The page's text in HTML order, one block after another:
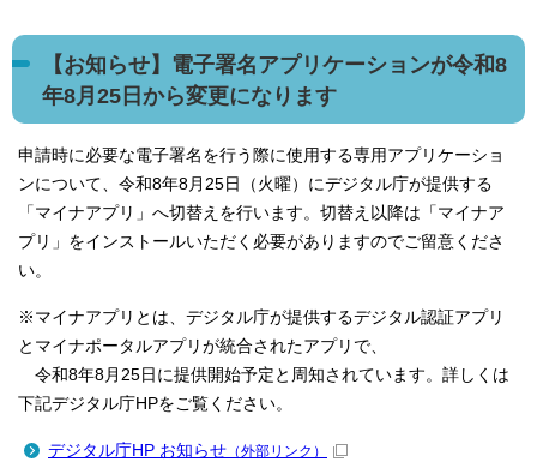
【お知らせ】電子署名アプリケーションが令和8
年8月25日から変更になります
申請時に必要な電子署名を行う際に使用する専用アプリケーショ
ンについて、令和8年8月25日（火曜）にデジタル庁が提供する
「マイナアプリ」へ切替えを行います。切替え以降は「マイナア
プリ」をインストールいただく必要がありますのでご留意くださ
い。
※マイナアプリとは、デジタル庁が提供するデジタル認証アプリ
とマイナポータルアプリが統合されたアプリで、
令和8年8月25日に提供開始予定と周知されています。詳しくは
下記デジタル庁HPをご覧ください。
デジタル庁HP お知らせ （外部リンク）